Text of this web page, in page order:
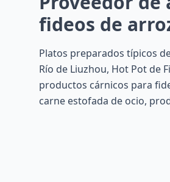
fideos de
Platos preparados típicos
Río de Liuzhou, Hot Pot de
productos cárnicos para
carne estofada de ocio,